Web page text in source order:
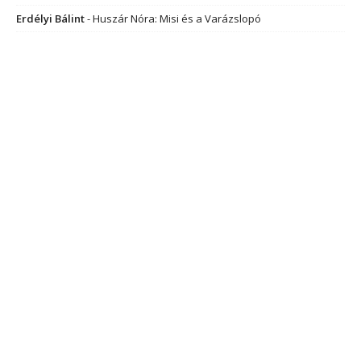
Erdélyi Bálint-Huszár Nóra: Misi és a Varázslopó